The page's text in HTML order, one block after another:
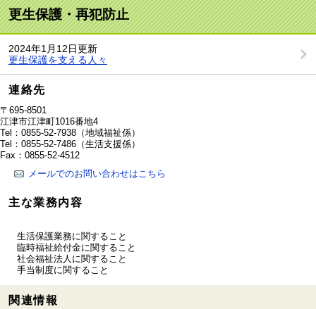
更生保護・再犯防止
2024年1月12日更新
更生保護を支える人々
連絡先
〒695-8501
江津市江津町1016番地4
Tel：0855-52-7938 （地域福祉係）
Tel：0855-52-7486 （生活支援係）
Fax：0855-52-4512
メールでのお問い合わせはこちら
主な業務内容
生活保護業務に関すること
臨時福祉給付金に関すること
社会福祉法人に関すること
手当制度に関すること
関連情報